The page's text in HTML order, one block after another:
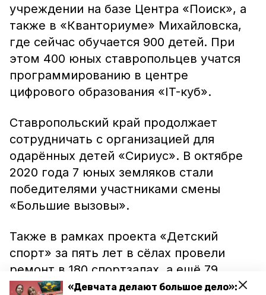
«Девчата делают большое дело»:
учреждении на базе Центра «Поиск», а
также в «Кванториуме» Михайловска,
где сейчас обучается 900 детей. При
этом 400 юных ставропольцев учатся
программированию в центре
цифрового образования «IT-куб».
Ставропольский край продолжает
сотрудничать с организацией для
одарённых детей «Сириус». В октябре
2020 года 7 юных земляков стали
победителями участниками смены
«Большие вызовы».
Также в рамках проекта «Детский
спорт» за пять лет в сёлах провели
ремонт в 180 спортзалах, а ещё 79
спортклубов было создано. Кроме того,